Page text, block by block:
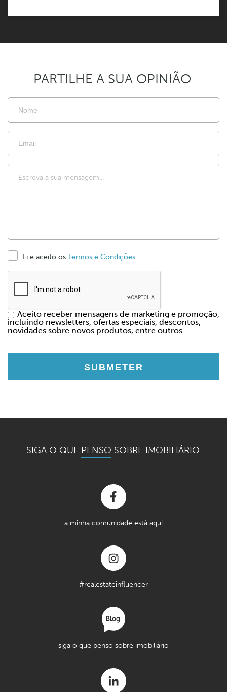
PARTILHE A SUA OPINIÃO
Li e aceito os Termos e Condições
Aceito receber mensagens de marketing e promoção,
incluindo newsletters, ofertas especiais, descontos,
novidades sobre novos produtos, entre outros.
SIGA O QUE PENSO SOBRE IMOBILIÁRIO.
a minha comunidade está aqui
#realestateinfluencer
siga o que penso sobre imobiliário